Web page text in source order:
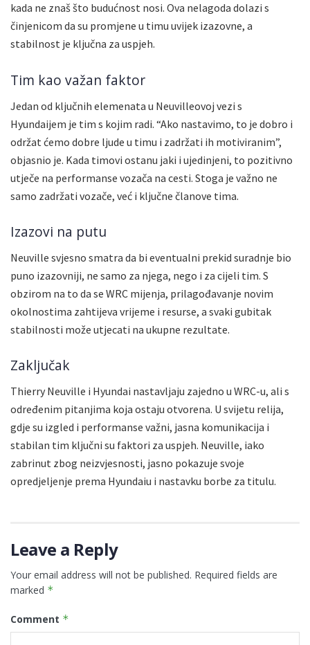
kada ne znaš što budućnost nosi. Ova nelagoda dolazi s
činjenicom da su promjene u timu uvijek izazovne, a
stabilnost je ključna za uspjeh.
Tim kao važan faktor
Jedan od ključnih elemenata u Neuvilleovoj vezi s
Hyundaijem je tim s kojim radi. “Ako nastavimo, to je dobro i
održat ćemo dobre ljude u timu i zadržati ih motiviranim”,
objasnio je. Kada timovi ostanu jaki i ujedinjeni, to pozitivno
utječe na performanse vozača na cesti. Stoga je važno ne
samo zadržati vozače, već i ključne članove tima.
Izazovi na putu
Neuville svjesno smatra da bi eventualni prekid suradnje bio
puno izazovniji, ne samo za njega, nego i za cijeli tim. S
obzirom na to da se WRC mijenja, prilagođavanje novim
okolnostima zahtijeva vrijeme i resurse, a svaki gubitak
stabilnosti može utjecati na ukupne rezultate.
Zaključak
Thierry Neuville i Hyundai nastavljaju zajedno u WRC-u, ali s
određenim pitanjima koja ostaju otvorena. U svijetu relija,
gdje su izgled i performanse važni, jasna komunikacija i
stabilan tim ključni su faktori za uspjeh. Neuville, iako
zabrinut zbog neizvjesnosti, jasno pokazuje svoje
opredjeljenje prema Hyundaiu i nastavku borbe za titulu.
Leave a Reply
Your email address will not be published. Required fields are
marked *
Comment *